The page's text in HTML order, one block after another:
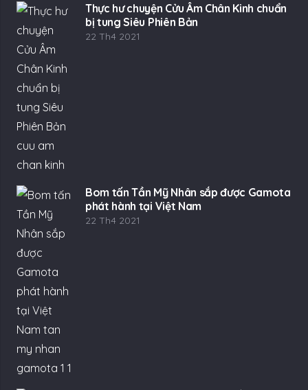
Thực hư chuyện Cửu Âm Chân Kinh chuẩn
bị tung Siêu Phiên Bản
22 Th4 2021
Bom tấn Tần Mỹ Nhân sắp được Gamota
phát hành tại Việt Nam
22 Th4 2021